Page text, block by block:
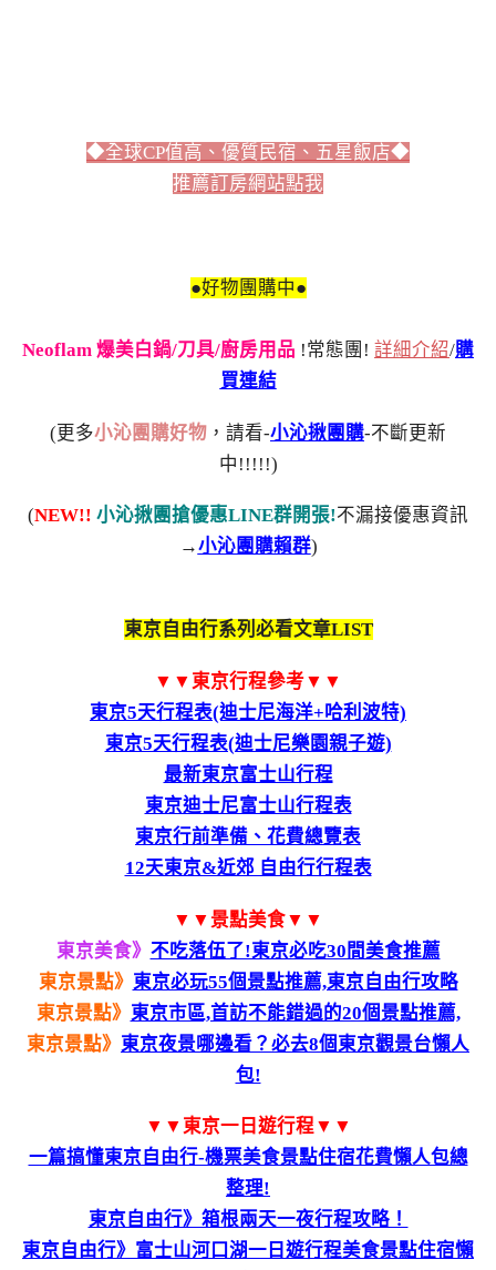
◆全球CP值高、優質民宿、五星飯店◆
推薦訂房網站點我
●好物團購中●
Neoflam 爆美白鍋/刀具/廚房用品 !常態團! 詳細介紹/購
買連結
(更多小沁團購好物 ，請看-小沁揪團購-不斷更新
中!!!!!)
(NEW!! 小沁揪團搶優惠LINE群開張!不漏接優惠資訊
→小沁團購賴群)
東京自由行系列必看文章LIST
▼▼東京行程參考▼▼
東京5天行程表(迪士尼海洋+哈利波特)
東京5天行程表(迪士尼樂園親子遊)
最新東京富士山行程
東京迪士尼富士山行程表
東京行前準備、花費總覽表
12天東京&近郊 自由行行程表
▼▼景點美食▼▼
東京美食》 不吃落伍了!東京必吃30間美食推薦
東京景點》 東京必玩55個景點推薦,東京自由行攻略
東京景點》 東京市區,首訪不能錯過的20個景點推薦,
東京景點》 東京夜景哪邊看？必去8個東京觀景台懶人
包!
▼▼東京一日遊行程▼▼
一篇搞懂東京自由行-機票美食景點住宿花費懶人包總
整理!
東京自由行》箱根兩天一夜行程攻略！
東京自由行》富士山河口湖一日遊行程美食景點住宿懶